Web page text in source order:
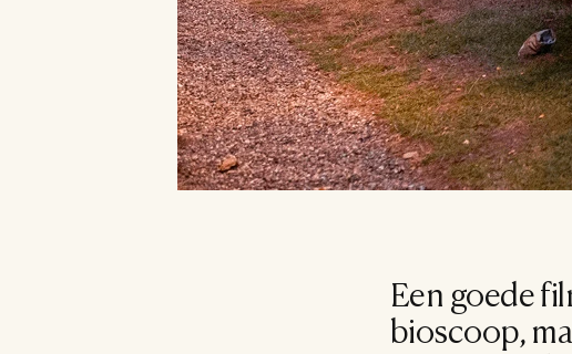
Een goede
bioscoop,